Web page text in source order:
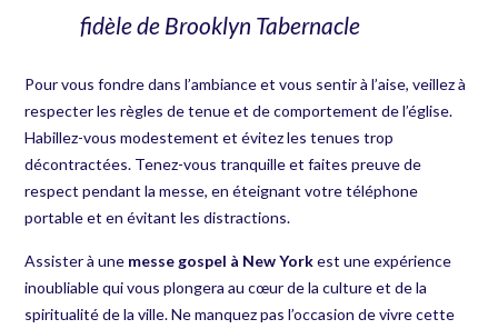
fidèle de Brooklyn Tabernacle
Pour vous fondre dans l’ambiance et vous sentir à l’aise, veillez à
respecter les règles de tenue et de comportement de l’église.
Habillez-vous modestement et évitez les tenues trop
décontractées. Tenez-vous tranquille et faites preuve de
respect pendant la messe, en éteignant votre téléphone
portable et en évitant les distractions.
Assister à une messe gospel à New Yorkest une expérience
inoubliable qui vous plongera au cœur de la culture et de la
spiritualité de la ville. Ne manquez pas l’occasion de vivre cette